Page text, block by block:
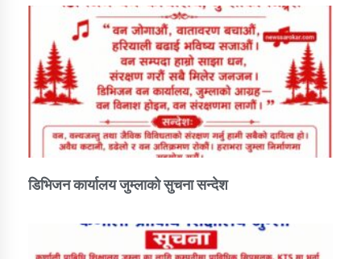
डिभिजन कार्यालय जुम्लाको सुचना सन्देश